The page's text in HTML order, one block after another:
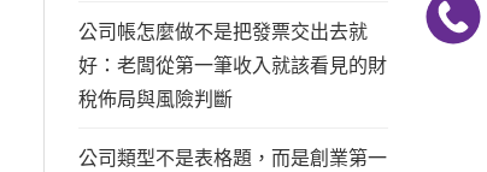
公司帳怎麼做不是把發票交出去就
好：老闆從第一筆收入就該看見的財
稅佈局與風險判斷
公司類型不是表格題，而是創業第一